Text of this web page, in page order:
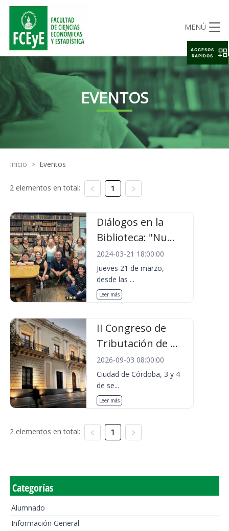
MENÚ
EVENTOS
Inicio > Eventos
2 elementos en total: 1
Diálogos en la
Biblioteca: "Nu...
2024-03-21 18:00:00
Jueves 21 de marzo,
desde las ...
Leer más
II Congreso de
Tributación de ...
2026-09-03 08:00:00
Ciudad de Córdoba, 3 y 4
de se...
Leer más
2 elementos en total: 1
Categorías
Alumnado
Información General
ACCESOS
RAPIDOS